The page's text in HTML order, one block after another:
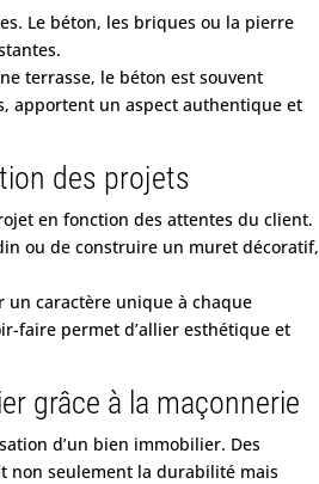
Le béton, les briques ou la pierre
terrasse, le béton est souvent
apportent un aspect authentique et
des projets
en fonction des attentes du client.
ou de construire un muret décoratif,
un caractère unique à chaque
faire permet d’allier esthétique et
grâce à la maçonnerie
d’un bien immobilier. Des
non seulement la durabilité mais